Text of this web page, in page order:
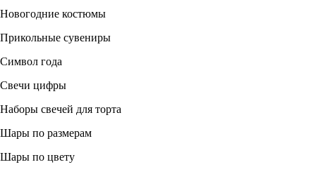
Новогодние костюмы
Прикольные сувениры
Символ года
Свечи цифры
Наборы свечей для торта
Шары по размерам
Шары по цвету